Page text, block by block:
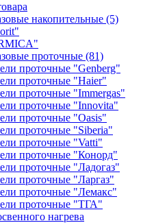
накопительные (5)
проточные (81)
проточные "Genberg"
проточные "Haier"
проточные "Immergas"
проточные "Innovita"
проточные "Oasis"
проточные "Siberia"
проточные "Vatti"
проточные "Конорд"
проточные "Ладогаз"
проточные "Ларгаз"
проточные "Лемакс"
проточные "ТГА"
нагрева